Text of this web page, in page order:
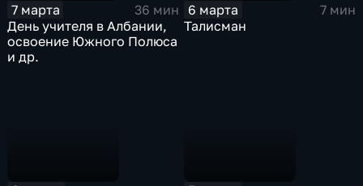
7 марта
36 мин
День учителя в Албании,
освоение Южного Полюса
и др.
6 марта
7 мин
Талисман